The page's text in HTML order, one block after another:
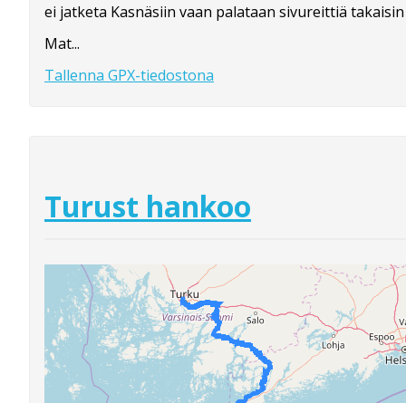
ei jatketa Kasnäsiin vaan palataan sivureittiä
Mat...
Tallenna GPX-tiedostona
Turust hankoo